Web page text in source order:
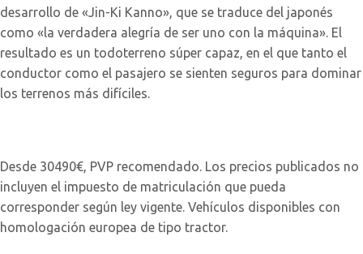
desarrollo de «Jin-Ki Kanno», que se traduce del japonés
como «la verdadera alegría de ser uno con la máquina». El
resultado es un todoterreno súper capaz, en el que tanto el
conductor como el pasajero se sienten seguros para dominar
los terrenos más difíciles.
Desde 30490€, PVP recomendado. Los precios publicados no
incluyen el impuesto de matriculación que pueda
corresponder según ley vigente. Vehículos disponibles con
homologación europea de tipo tractor.